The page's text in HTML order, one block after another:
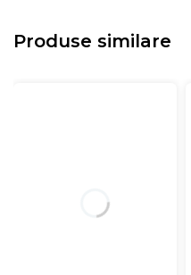
Produse similare